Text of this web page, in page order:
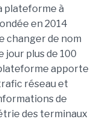
plateforme à
en 2014
changer de nom
jour plus de 100
apporte
réseau et
de
des terminaux